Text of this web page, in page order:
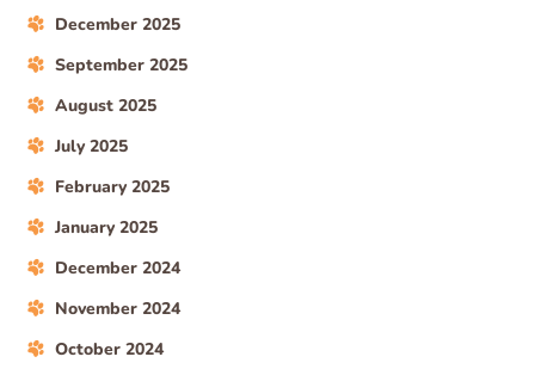
December 2025
September 2025
August 2025
July 2025
February 2025
January 2025
December 2024
November 2024
October 2024